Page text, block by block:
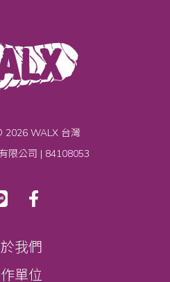
2026 WALX 台灣
限公司 | 84108053
我們
單位